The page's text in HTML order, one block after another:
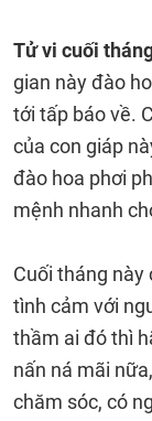
Tử vi cuối
gian này đào
tới tấp báo về.
của con giáp
đào hoa phơi
mệnh nhanh
Cuối tháng
tình cảm với
thầm ai đó thì
nấn ná mãi
chăm sóc, có